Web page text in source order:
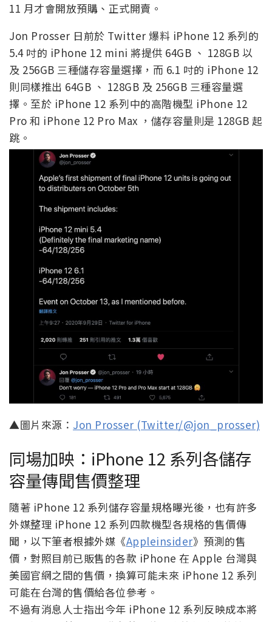
11 月才會開放預購、正式開賣。
Jon Prosser 日前於 Twitter 爆料 iPhone 12 系列的
5.4 吋的 iPhone 12 mini 將提供 64GB 、 128GB 以
及 256GB 三種儲存容量選擇，而 6.1 吋的 iPhone 12
則同樣推出 64GB 、 128GB 及 256GB 三種容量選
擇。至於 iPhone 12 系列中的高階機型 iPhone 12
Pro 和 iPhone 12 Pro Max ，儲存容量則是 128GB 起
跳。
▲圖片來源： Jon Prosser (Twitter/@jon_prosser)
同場加映：iPhone 12 系列各儲存
容量傳聞售價整理
隨著 iPhone 12 系列儲存容量規格曝光後，也有許多
外媒整理 iPhone 12 系列四款機型各規格的售價傳
聞，以下筆者根據外媒《Appleinsider》預測的售
價，對照目前已販售的各款 iPhone 在 Apple 台灣與
美國官網之間的售價，換算可能未來 iPhone 12 系列
可能在台灣的售價給各位參考。
不過有消息人士指出今年 iPhone 12 系列反映成本將